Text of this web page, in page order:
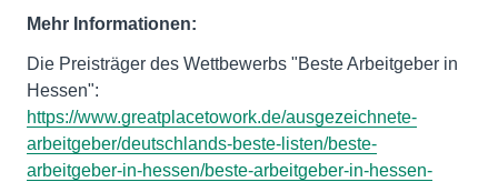
Mehr Informationen:
Die Preisträger des Wettbewerbs "Beste Arbeitgeber in
Hessen":
https://www.greatplacetowork.de/ausgezeichnete-
arbeitgeber/deutschlands-beste-listen/beste-
arbeitgeber-in-hessen/beste-arbeitgeber-in-hessen-